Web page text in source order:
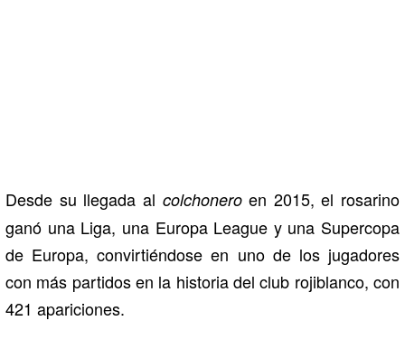
Desde su llegada al colchoneroen 2015, el rosarino
ganó una Liga, una Europa League y una Supercopa
de Europa, convirtiéndose en uno de los jugadores
con más partidos en la historia del club rojiblanco, con
421 apariciones.